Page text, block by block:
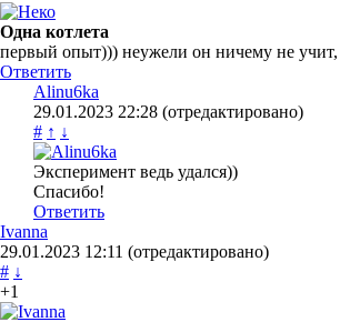
Одна котлета
первый опыт))) неужели он ничему не учит,
Ответить
Alinu6ka
29.01.2023 22:28 (отредактировано)
# ↑ ↓
Эксперимент ведь удался))
Спасибо!
Ответить
Ivanna
29.01.2023 12:11 (отредактировано)
# ↓
+1